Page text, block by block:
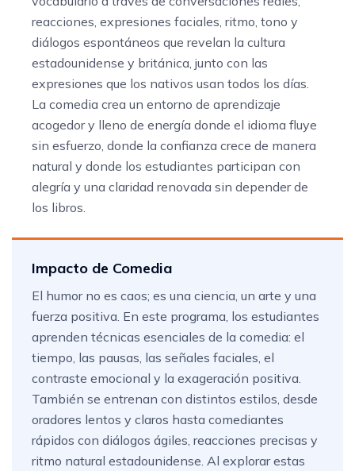
reacciones, expresiones faciales, ritmo, tono y
diálogos espontáneos que revelan la cultura
estadounidense y británica, junto con las
expresiones que los nativos usan todos los días.
La comedia crea un entorno de aprendizaje
acogedor y lleno de energía donde el idioma fluye
sin esfuerzo, donde la confianza crece de manera
natural y donde los estudiantes participan con
alegría y una claridad renovada sin depender de
los libros.
Impacto de Comedia
El humor no es caos; es una ciencia, un arte y una
fuerza positiva. En este programa, los estudiantes
aprenden técnicas esenciales de la comedia: el
tiempo, las pausas, las señales faciales, el
contraste emocional y la exageración positiva.
También se entrenan con distintos estilos, desde
oradores lentos y claros hasta comediantes
rápidos con diálogos ágiles, reacciones precisas y
ritmo natural estadounidense. Al explorar estas